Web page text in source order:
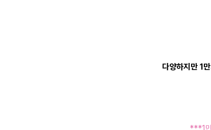
다양하지만 1만개 이하는 본사